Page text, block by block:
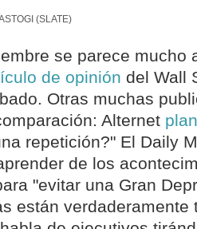
(SLATE)
se parece mucho
de opinión del Wall
Otras muchas
Alternet
repetición?" El Daily
de los
"evitar una Gran
están verdaderamente